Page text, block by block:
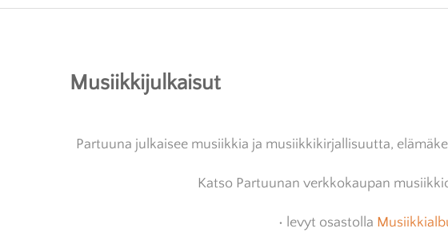
OSUUSKUNTA
VERKKOKAUPPA
KUSTANTAMO
PENTTI SAARIKOSKI
TAIDEKAUPPA
Musiikkijulkaisut
Partuuna julkaisee musiikkia ja musiikkikirjallisuutta,
Katso Partuunan verkkokaupan
• levyt osastolla